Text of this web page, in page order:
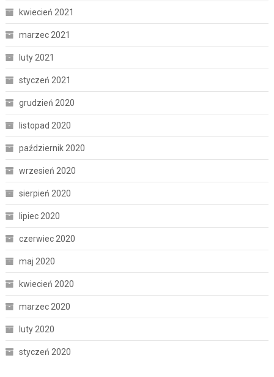
kwiecień 2021
marzec 2021
luty 2021
styczeń 2021
grudzień 2020
listopad 2020
październik 2020
wrzesień 2020
sierpień 2020
lipiec 2020
czerwiec 2020
maj 2020
kwiecień 2020
marzec 2020
luty 2020
styczeń 2020